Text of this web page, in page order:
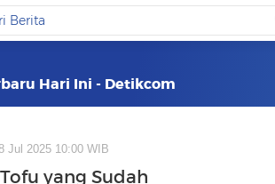
Hari Ini - Detikcom
Jul 2025 10:00 WIB
yang Sudah